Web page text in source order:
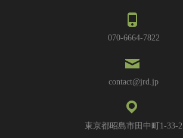
070-6664-7822
contact@jrd.jp
東京都昭島市田中町1-33-2